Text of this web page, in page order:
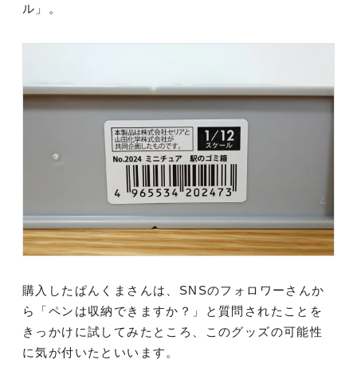
ル」。
購入したぱんくまさんは、SNSのフォロワーさんか
ら「ペンは収納できますか？」と質問されたことを
きっかけに試してみたところ、このグッズの可能性
に気が付いたといいます。